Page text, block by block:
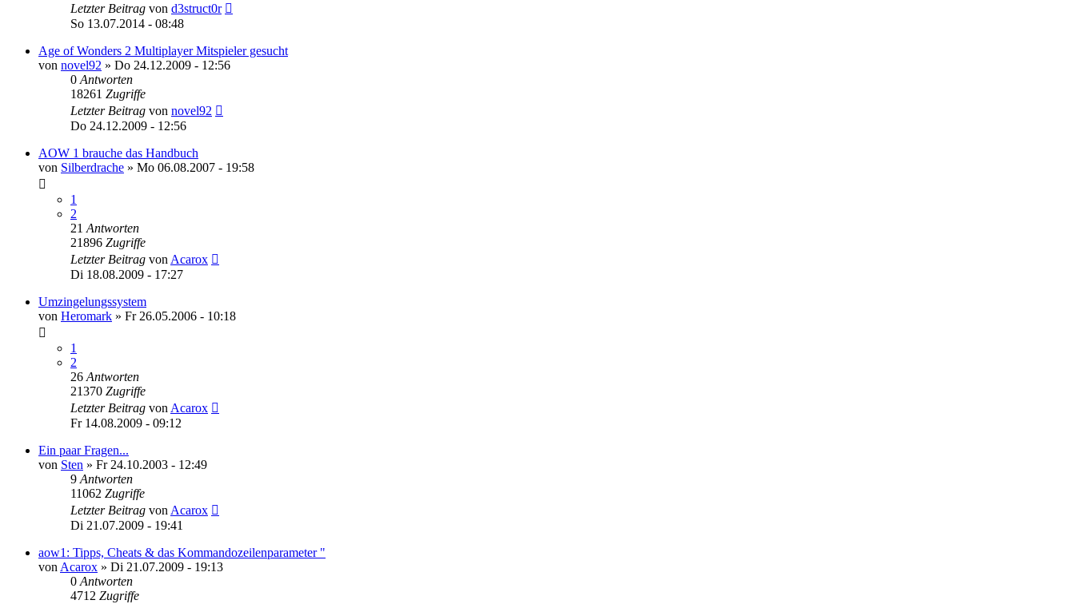
Letzter Beitrag von d3struct0r
So 13.07.2014 - 08:48
Age of Wonders 2 Multiplayer Mitspieler gesucht
von novel92 » Do 24.12.2009 - 12:56
0 Antworten
18261 Zugriffe
Letzter Beitrag von novel92
Do 24.12.2009 - 12:56
AOW 1 brauche das Handbuch
von Silberdrache » Mo 06.08.2007 - 19:58
1
2
21 Antworten
21896 Zugriffe
Letzter Beitrag von Acarox
Di 18.08.2009 - 17:27
Umzingelungssystem
von Heromark » Fr 26.05.2006 - 10:18
1
2
26 Antworten
21370 Zugriffe
Letzter Beitrag von Acarox
Fr 14.08.2009 - 09:12
Ein paar Fragen...
von Sten » Fr 24.10.2003 - 12:49
9 Antworten
11062 Zugriffe
Letzter Beitrag von Acarox
Di 21.07.2009 - 19:41
aow1: Tipps, Cheats & das Kommandozeilenparameter "
von Acarox » Di 21.07.2009 - 19:13
0 Antworten
4712 Zugriffe